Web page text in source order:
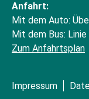
Anfahrt:
Mit dem Auto:
Mit dem Bus:
Zum Anfahrtsplan
Impressum